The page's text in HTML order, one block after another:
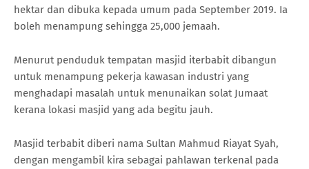
hektar dan dibuka kepada umum pada September 2019. Ia
boleh menampung sehingga 25,000 jemaah.
Menurut penduduk tempatan masjid iterbabit dibangun
untuk menampung pekerja kawasan industri yang
menghadapi masalah untuk menunaikan solat Jumaat
kerana lokasi masjid yang ada begitu jauh.
Masjid terbabit diberi nama Sultan Mahmud Riayat Syah,
dengan mengambil kira sebagai pahlawan terkenal pada